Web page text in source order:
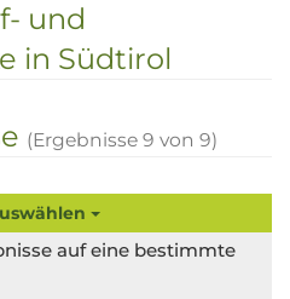
und
in Südtirol
(Ergebnisse 9 von 9)
auf eine bestimmte